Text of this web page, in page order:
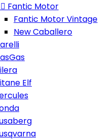
 Fantic Motor
Fantic Motor Vintage
New Caballero
Elf